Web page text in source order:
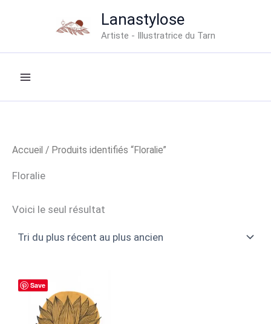
Lanastylose
Artiste - Illustratrice du Tarn
Accueil / Produits identifiés “Floralie”
Floralie
Voici le seul résultat
Save